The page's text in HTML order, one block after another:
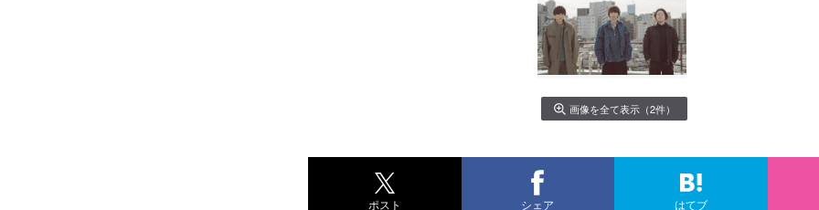
画像を全て表示（2件）
ポスト シェア はてブ